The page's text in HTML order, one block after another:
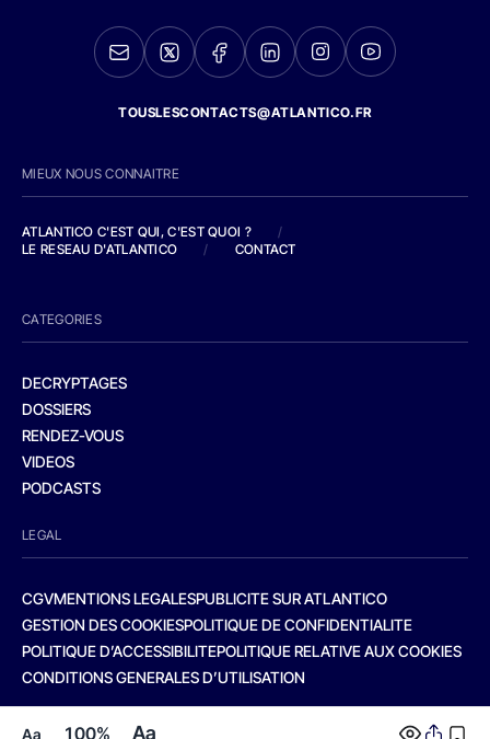
Aa 100% Aa
TOUSLESCONTACTS@ATLANTICO.FR
MIEUX NOUS CONNAITRE
ATLANTICO C'EST QUI, C'EST QUOI ?
/
LE RESEAU D'ATLANTICO
/ CONTACT
CATEGORIES
DECRYPTAGES
DOSSIERS
RENDEZ-VOUS
VIDEOS
PODCASTS
LEGAL
CGVMENTIONS LEGALESPUBLICITE SUR ATLANTICO
GESTION DES COOKIESPOLITIQUE DE CONFIDENTIALITE
POLITIQUE D’ACCESSIBILITEPOLITIQUE RELATIVE AUX COOKIES
CONDITIONS GENERALES D’UTILISATION